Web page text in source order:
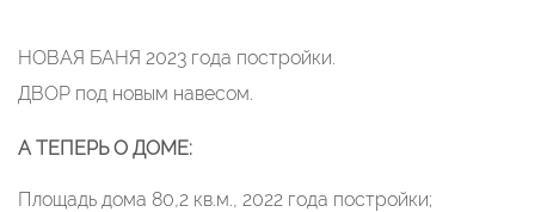
НОВАЯ БАНЯ 2023 года постройки.
ДВОР под новым навесом.
А ТЕПЕРЬ О ДОМЕ:
Площадь дома 80,2 кв.м., 2022 года постройки;